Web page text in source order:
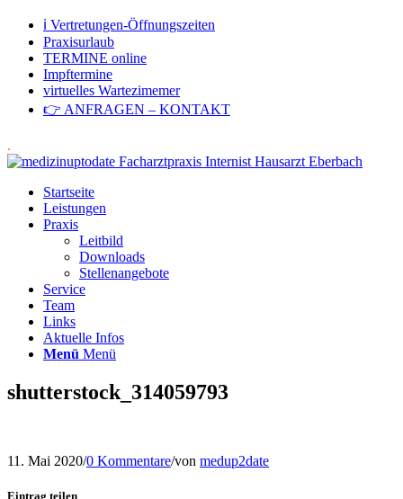
ℹ Vertretungen-Öffnungszeiten
Praxisurlaub
TERMINE online
Impftermine
virtuelles Wartezimemer
👉 ANFRAGEN – KONTAKT
.
Startseite
Leistungen
Praxis
Leitbild
Downloads
Stellenangebote
Service
Team
Links
Aktuelle Infos
Menü Menü
shutterstock_314059793
11. Mai 2020/0 Kommentare/von medup2date
Eintrag teilen